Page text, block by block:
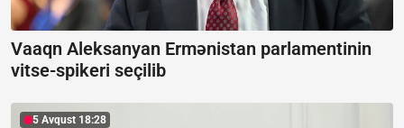
Vaaqn Aleksanyan Ermənistan parlamentinin
vitse-spikeri seçilib
5 Avqust 18:28